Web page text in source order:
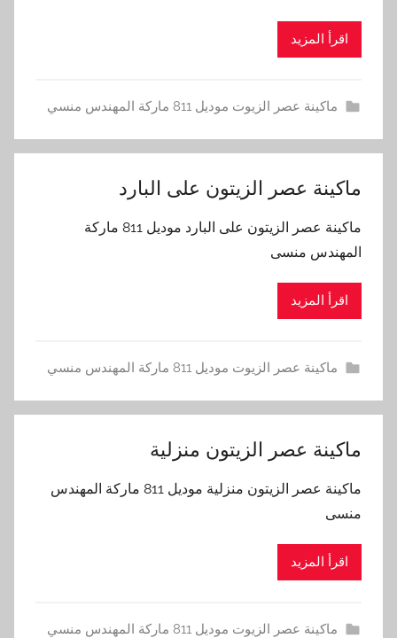
اقرأ المزيد
ماكينة عصر الزيوت موديل 811 ماركة المهندس منسي
ماكينة عصر الزيتون على البارد
ماكينة عصر الزيتون على البارد موديل 811 ماركة
المهندس منسى
اقرأ المزيد
ماكينة عصر الزيوت موديل 811 ماركة المهندس منسي
ماكينة عصر الزيتون منزلية
ماكينة عصر الزيتون منزلية موديل 811 ماركة المهندس
منسى
اقرأ المزيد
ماكينة عصر الزيوت موديل 811 ماركة المهندس منسي